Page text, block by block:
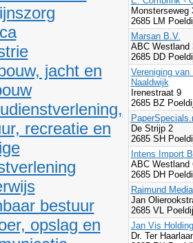
jacht en
recreatie en
bestuur
opslag en
Monsterseweg
2685 LM
Marsan B.V.
ABC Westland
2685 DD
Vereniging van
Naaldwijk
Irenestraat 9
2685 BZ
De Strijp 2
2685 SH
Intens Import
ABC
2685 DH
Raimund Media
Jan
2685 VL
Jan Vis
Dr. Ter